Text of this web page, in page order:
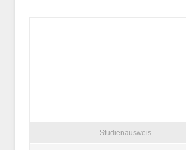
Studienausweis